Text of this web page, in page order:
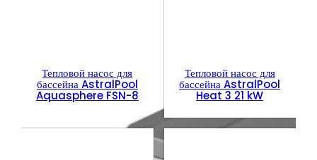
Тепловой насос для
бассейна AstralPool
Aquasphere FSN-8
Тепловой насос для
бассейна AstralPool
Heat 3 21 kW